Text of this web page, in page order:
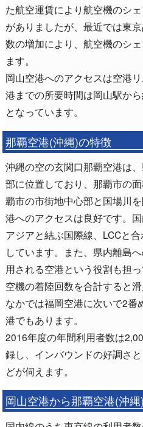
た航空運賃により航空機のシ
がありましたが、最近では東
数の増加により、航空機のシ
ます。
岡山空港へのアクセスは空港
港までの所要時間は岡山駅か
となっています。
那覇空港(沖縄)の特徴
沖縄の空の玄関口那覇空港は
部に位置しており、那覇市の
覇市の市街地中心部と国場川
港へのアクセスは良好です。
アジアと結ぶ国際線、LCCと
しています。また、県内離島
用される空港という役割も担
空機の着陸回数を合計すると
なかでは福岡空港に次いで2番
港でもあります。
2016年度の年間利用者数は
録し、インバウンドの好調さ
どが伺えます。
岡山空港から那覇空港(沖